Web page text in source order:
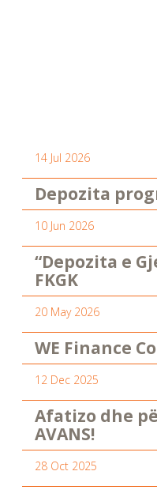
14 Jul 2026
Depozita
10 Jun 2026
“Depozita e
FKGK
20 May 2026
WE Finance
12 Dec 2025
Afatizo dhe
AVANS!
28 Oct 2025